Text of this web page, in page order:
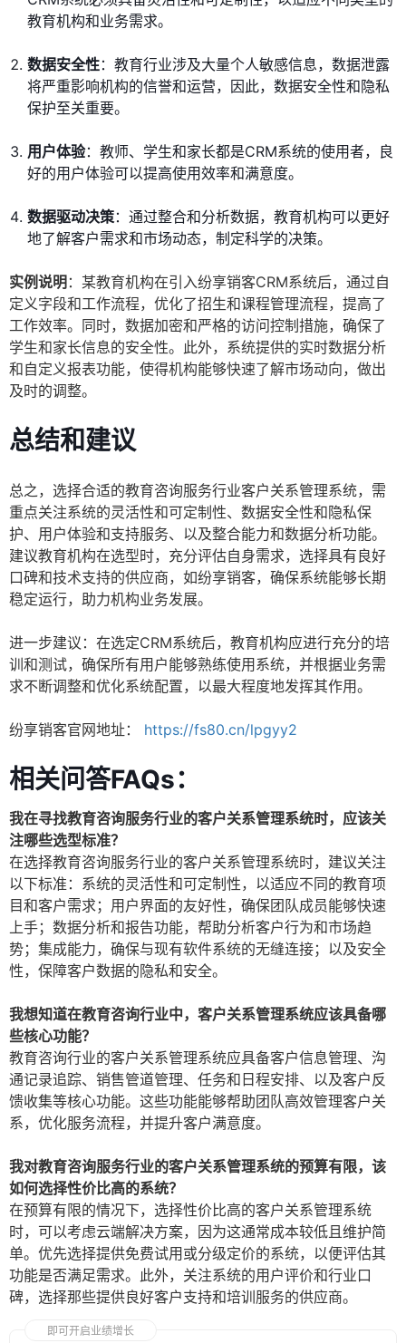
教育机构和业务需求。
数据安全性：教育行业涉及大量个人敏感信息，数据泄露
将严重影响机构的信誉和运营，因此，数据安全性和隐私
保护至关重要。
用户体验：教师、学生和家长都是CRM系统的使用者，良
好的用户体验可以提高使用效率和满意度。
数据驱动决策：通过整合和分析数据，教育机构可以更好
地了解客户需求和市场动态，制定科学的决策。
实例说明 ：某教育机构在引入纷享销客CRM系统后，通过自
定义字段和工作流程，优化了招生和课程管理流程，提高了
工作效率。同时，数据加密和严格的访问控制措施，确保了
学生和家长信息的安全性。此外，系统提供的实时数据分析
和自定义报表功能，使得机构能够快速了解市场动向，做出
及时的调整。
总结和建议
总之，选择合适的教育咨询服务行业客户关系管理系统，需
重点关注系统的灵活性和可定制性、数据安全性和隐私保
护、用户体验和支持服务、以及整合能力和数据分析功能。
建议教育机构在选型时，充分评估自身需求，选择具有良好
口碑和技术支持的供应商，如纷享销客，确保系统能够长期
稳定运行，助力机构业务发展。
进一步建议：在选定CRM系统后，教育机构应进行充分的培
训和测试，确保所有用户能够熟练使用系统，并根据业务需
求不断调整和优化系统配置，以最大程度地发挥其作用。
纷享销客官网地址： https://fs80.cn/lpgyy2
相关问答FAQs：
我在寻找教育咨询服务行业的客户关系管理系统时，应该关
注哪些选型标准？
在选择教育咨询服务行业的客户关系管理系统时，建议关注
以下标准：系统的灵活性和可定制性，以适应不同的教育项
目和客户需求；用户界面的友好性，确保团队成员能够快速
上手；数据分析和报告功能，帮助分析客户行为和市场趋
势；集成能力，确保与现有软件系统的无缝连接；以及安全
性，保障客户数据的隐私和安全。
我想知道在教育咨询行业中，客户关系管理系统应该具备哪
些核心功能？
教育咨询行业的客户关系管理系统应具备客户信息管理、沟
通记录追踪、销售管道管理、任务和日程安排、以及客户反
馈收集等核心功能。这些功能能够帮助团队高效管理客户关
系，优化服务流程，并提升客户满意度。
我对教育咨询服务行业的客户关系管理系统的预算有限，该
如何选择性价比高的系统？
在预算有限的情况下，选择性价比高的客户关系管理系统
时，可以考虑云端解决方案，因为这通常成本较低且维护简
单。优先选择提供免费试用或分级定价的系统，以便评估其
功能是否满足需求。此外，关注系统的用户评价和行业口
碑，选择那些提供良好客户支持和培训服务的供应商。
即可开启业绩增长